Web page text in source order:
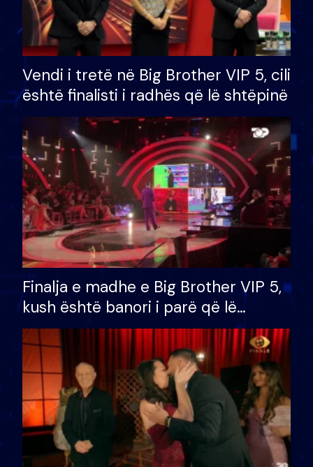
Vendi i tretë në Big Brother VIP 5, cili
është finalisti i radhës që lë shtëpinë
Finalja e madhe e Big Brother VIP 5,
kush është banori i parë që lë
shtëpinë dhe humb mundësinë për
të fituar çmimin e madh